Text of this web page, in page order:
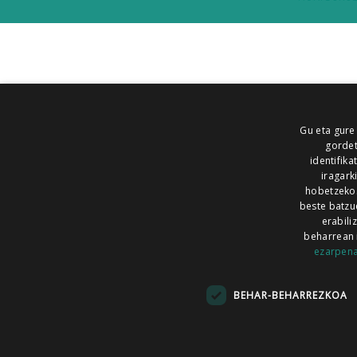
ALEA
MAILOPE NOAUA
Gu eta
hobetzeko.
beste
beharrean
BEHAR-BEHARREZKOA